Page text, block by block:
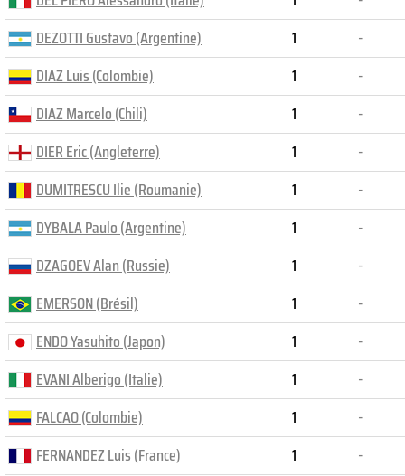
DEZOTTI Gustavo (Argentine)
DIAZ Luis (Colombie)
DIAZ Marcelo (Chili)
DIER Eric (Angleterre)
DUMITRESCU Ilie (Roumanie)
DYBALA Paulo (Argentine)
DZAGOEV Alan (Russie)
EMERSON (Brésil)
ENDO Yasuhito (Japon)
EVANI Alberigo (Italie)
FALCAO (Colombie)
FERNANDEZ Luis (France)
1
-
1
-
1
-
1
-
1
-
1
-
1
-
1
-
1
-
1
-
1
-
1
-